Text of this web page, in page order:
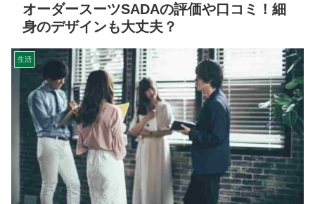
オーダースーツSADAの評価や口コミ！細
身のデザインも大丈夫？
生活